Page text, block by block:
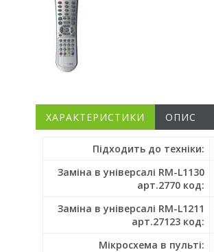
ХАРАКТЕРИСТИКИ ОПИС
Підходить до техніки:
Заміна в універсалі RM-L1130
арт.2770 код:
Заміна в універсалі RM-L1211
арт.27123 код:
Мікросхема в пульті: